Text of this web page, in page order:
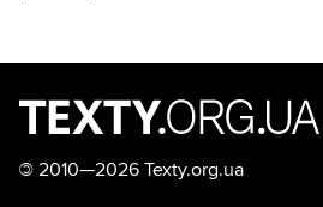
© 2010—2026 Texty.org.ua